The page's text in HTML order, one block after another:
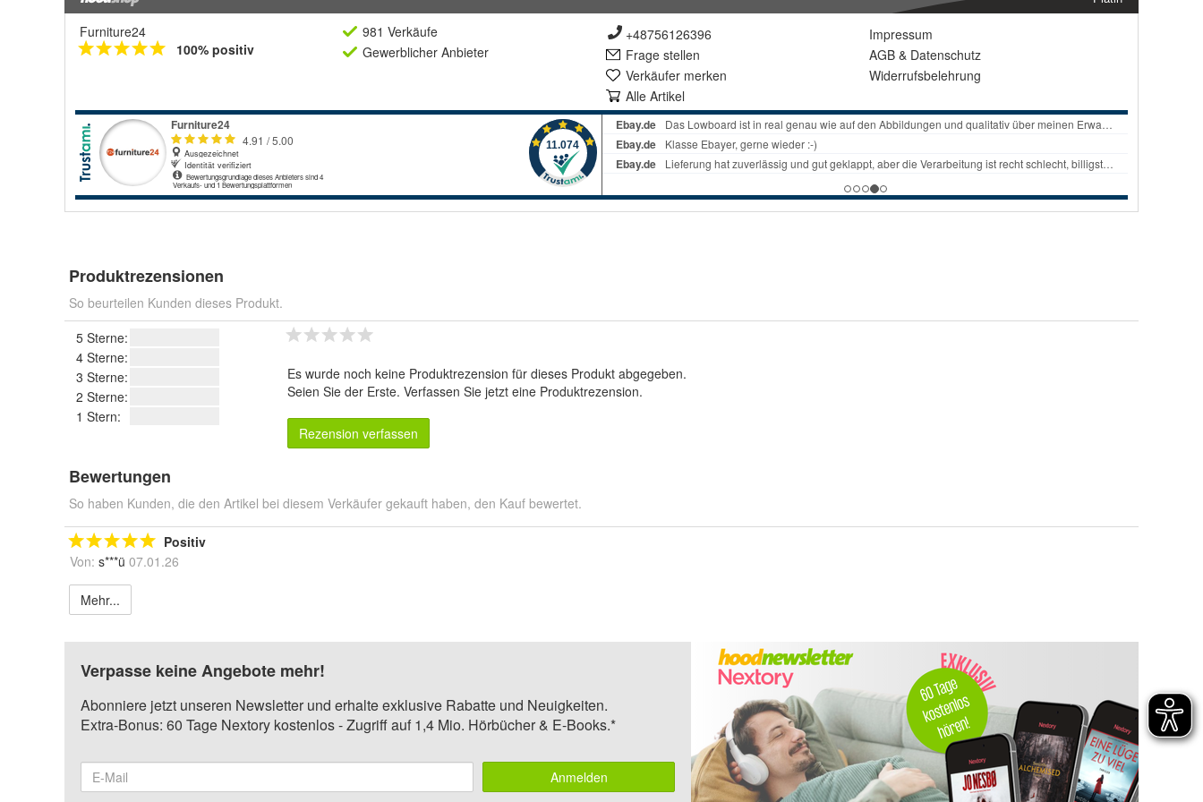
Furniture24
100% positiv
981 Verkäufe
Gewerblicher Anbieter
+48756126396
Frage stellen
Verkäufer merken
Alle Artikel
Impressum
AGB & Datenschutz
Widerrufsbelehrung
Produktrezensionen
So beurteilen Kunden dieses Produkt.
5 Sterne:
4 Sterne:
3 Sterne:
2 Sterne:
1 Stern:
Es wurde noch keine Produktrezension für dieses Produkt abgegeben.
Seien Sie der Erste. Verfassen Sie jetzt eine Produktrezension.
Rezension verfassen
Bewertungen
So haben Kunden, die den Artikel bei diesem Verkäufer gekauft haben, den Kauf bewertet.
Positiv
Von: s***ü 07.01.26
Mehr...
Verpasse keine Angebote mehr!
Abonniere jetzt unseren Newsletter und erhalte exklusive Rabatte und Neuigkeiten.
Extra-Bonus: 60 Tage Nextory kostenlos - Zugriff auf 1,4 Mio. Hörbücher & E-Books.*
Anmelden